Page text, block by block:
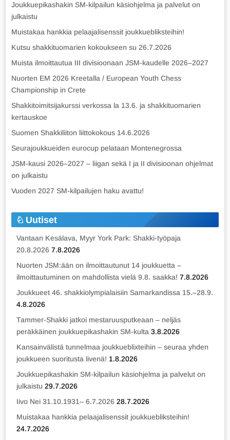
Joukkuepikashakin SM-kilpailun käsiohjelma ja palvelut on
julkaistu
Muistakaa hankkia pelaajalisenssit joukkuebliksteihin!
Kutsu shakkituomarien kokoukseen su 26.7.2026
Muista ilmoittautua III divisioonaan JSM-kaudelle 2026–2027
Nuorten EM 2026 Kreetalla / European Youth Chess
Championship in Crete
Shakkitoimitsijakurssi verkossa la 13.6. ja shakkituomarien
kertauskoe
Suomen Shakkiliiton liittokokous 14.6.2026
Seurajoukkueiden eurocup pelataan Montenegrossa
JSM-kausi 2026–2027 – liigan sekä I ja II divisioonan ohjelmat
on julkaistu
Vuoden 2027 SM-kilpailujen haku avattu!
Uutiset
Vantaan Kesälava, Myyr York Park: Shakki-työpaja
20.8.2026 7.8.2026
Nuorten JSM:ään on ilmoittautunut 14 joukkuetta –
ilmoittautuminen on mahdollista vielä 9.8. saakka! 7.8.2026
Joukkueet 46. shakkiolympialaisiin Samarkandissa 15.–28.9.
4.8.2026
Tammer-Shakki jatkoi mestaruusputkeaan – neljäs
peräkkäinen joukkuepikashakin SM-kulta 3.8.2026
Kansainvälistä tunnelmaa joukkueblixteihin – seuraa yhden
joukkueen suoritusta livenä! 1.8.2026
Joukkuepikashakin SM-kilpailun käsiohjelma ja palvelut on
julkaistu 29.7.2026
Iivo Nei 31.10.1931– 6.7.2026 28.7.2026
Muistakaa hankkia pelaajalisenssit joukkuebliksteihin!
24.7.2026